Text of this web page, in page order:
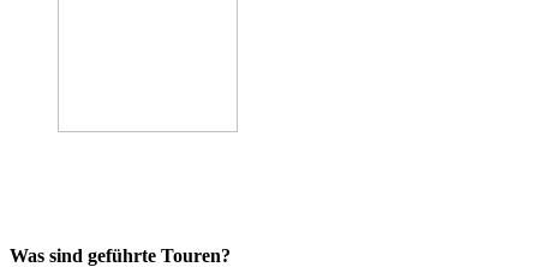
Was sind geführte Touren?